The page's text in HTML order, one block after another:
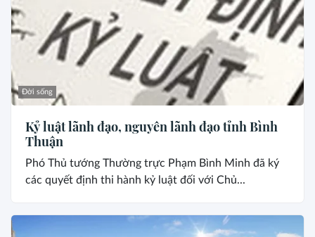
Đời sống
Kỷ luật lãnh đạo, nguyên lãnh đạo tỉnh Bình
Thuận
Phó Thủ tướng Thường trực Phạm Bình Minh đã ký
các quyết định thi hành kỷ luật đối với Chủ...